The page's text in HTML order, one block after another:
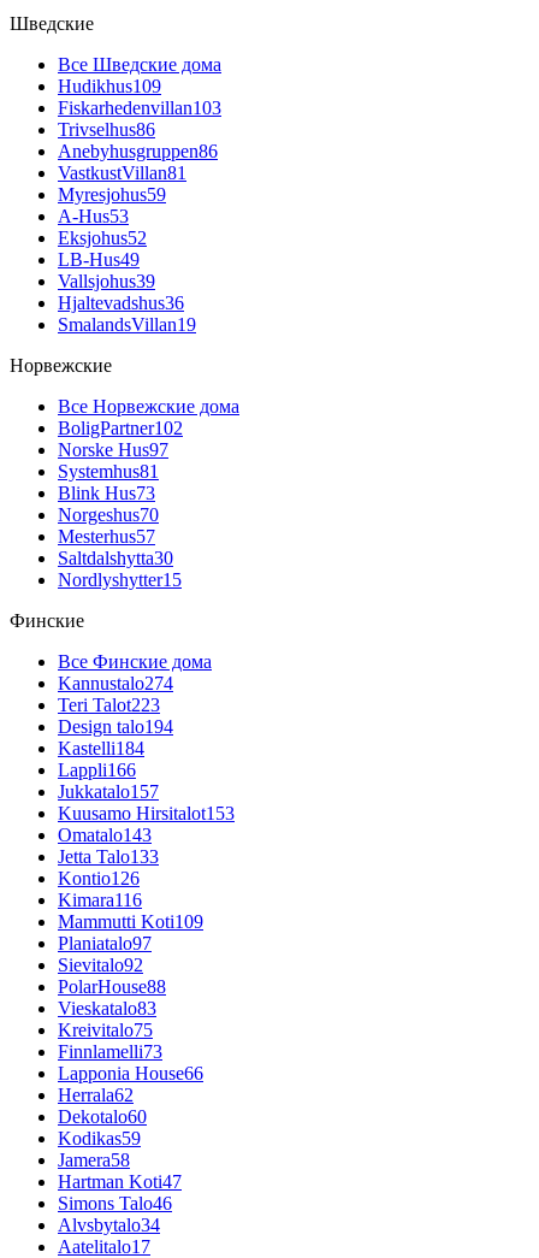
Шведские
Все Шведские дома
Hudikhus109
Fiskarhedenvillan103
Trivselhus86
Anebyhusgruppen86
VastkustVillan81
Myresjohus59
A-Hus53
Eksjohus52
LB-Hus49
Vallsjohus39
Hjaltevadshus36
SmalandsVillan19
Норвежские
Все Норвежские дома
BoligPartner102
Norske Hus97
Systemhus81
Blink Hus73
Norgeshus70
Mesterhus57
Saltdalshytta30
Nordlyshytter15
Финские
Все Финские дома
Kannustalo274
Teri Talot223
Design talo194
Kastelli184
Lappli166
Jukkatalo157
Kuusamo Hirsitalot153
Omatalo143
Jetta Talo133
Kontio126
Kimara116
Mammutti Koti109
Planiatalo97
Sievitalo92
PolarHouse88
Vieskatalo83
Kreivitalo75
Finnlamelli73
Lapponia House66
Herrala62
Dekotalo60
Kodikas59
Jamera58
Hartman Koti47
Simons Talo46
Alvsbytalo34
Aatelitalo17